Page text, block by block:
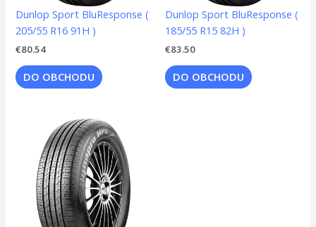
Dunlop Sport BluResponse (
205/55 R16 91H )
€80.54
DO OBCHODU
Dunlop Sport BluResponse (
185/55 R15 82H )
€83.50
DO OBCHODU